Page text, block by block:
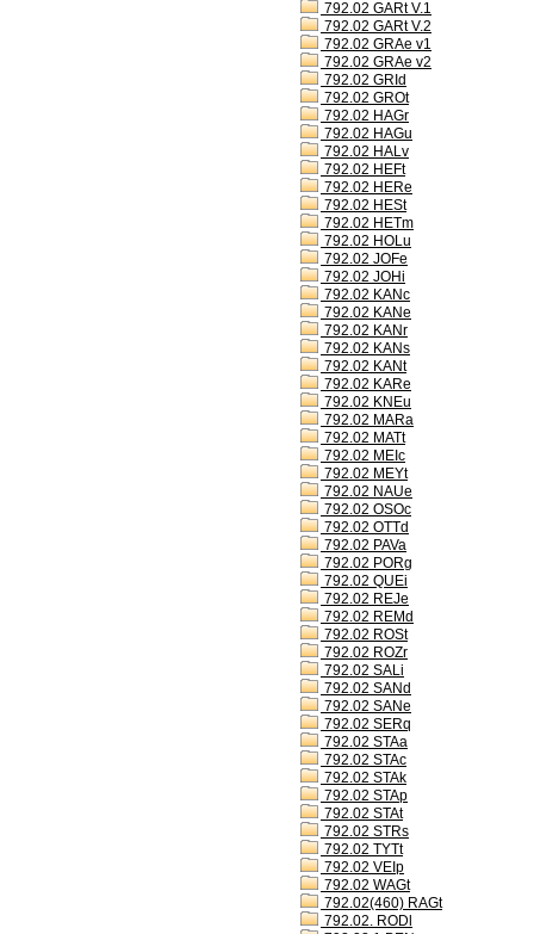
792.02 GARt V.1
792.02 GARt V.2
792.02 GRAe v1
792.02 GRAe v2
792.02 GRId
792.02 GROt
792.02 HAGr
792.02 HAGu
792.02 HALv
792.02 HEFt
792.02 HERe
792.02 HESt
792.02 HETm
792.02 HOLu
792.02 JOFe
792.02 JOHi
792.02 KANc
792.02 KANe
792.02 KANr
792.02 KANs
792.02 KANt
792.02 KARe
792.02 KNEu
792.02 MARa
792.02 MATt
792.02 MEIc
792.02 MEYt
792.02 NAUe
792.02 OSOc
792.02 OTTd
792.02 PAVa
792.02 PORg
792.02 QUEi
792.02 REJe
792.02 REMd
792.02 ROSt
792.02 ROZr
792.02 SALi
792.02 SANd
792.02 SANe
792.02 SERq
792.02 STAa
792.02 STAc
792.02 STAk
792.02 STAp
792.02 STAt
792.02 STRs
792.02 TYTt
792.02 VEIp
792.02 WAGt
792.02(460) RAGt
792.02. RODl